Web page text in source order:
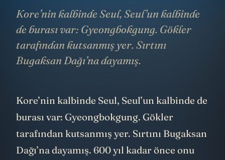
Kore’nin kalbinde Seul, Seul’un kalbinde
de burası var: Gyeongbokgung. Gökler
tarafından kutsanmış yer. Sırtını
Bugaksan Dağı’na dayamış.
Kore’nin kalbinde Seul, Seul’un kalbinde de
burası var: Gyeongbokgung. Gökler
tarafından kutsanmış yer. Sırtını Bugaksan
Dağı’na dayamış. 600 yıl kadar önce onu